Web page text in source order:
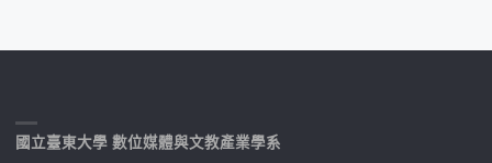
國立臺東大學 數位媒體與文教產業學系